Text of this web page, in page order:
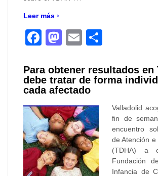
Leer más ›
Facebook
Mastodon
Email
Para obtener resultados en
debe tratar de forma
cada afectado
Valladolid
fin de
encuentro
de Atención e
(TDHA) a
Fundación
Infancia de